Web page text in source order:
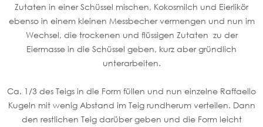
Zutaten in einer Schüssel mischen, Kokosmilch und Eierlikör
ebenso in einem kleinen Messbecher vermengen und nun im
Wechsel, die trockenen und flüssigen Zutaten zu der
Eiermasse in die Schüssel geben, kurz aber gründlich
unterarbeiten.
Ca. 1/3 des Teigs in die Form füllen und nun einzelne Raffaello
Kugeln mit wenig Abstand im Teig rundherum verteilen. Dann
den restlichen Teig darüber geben und die Form leicht